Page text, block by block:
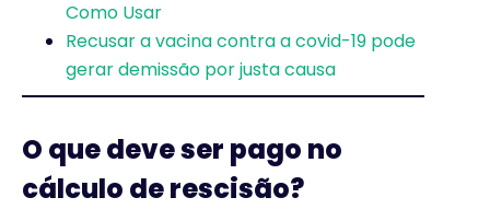
Como Usar
Recusar a vacina contra a covid-19 pode
gerar demissão por justa causa
O que deve ser pago no
cálculo de rescisão?